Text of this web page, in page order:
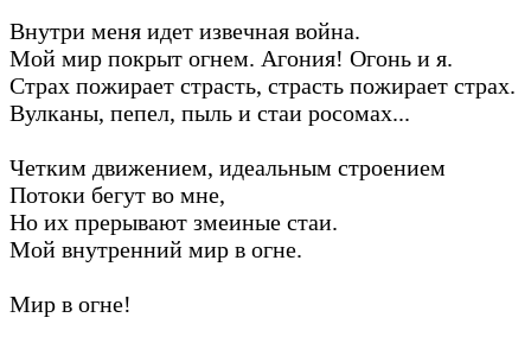
Внутри меня идет извечная война.
Мой мир покрыт огнем. Агония! Огонь и я.
Страх пожирает страсть, страсть пожирает страх.
Вулканы, пепел, пыль и стаи росомах...
Четким движением, идеальным строением
Потоки бегут во мне,
Но их прерывают змеиные стаи.
Мой внутренний мир в огне.
Мир в огне!